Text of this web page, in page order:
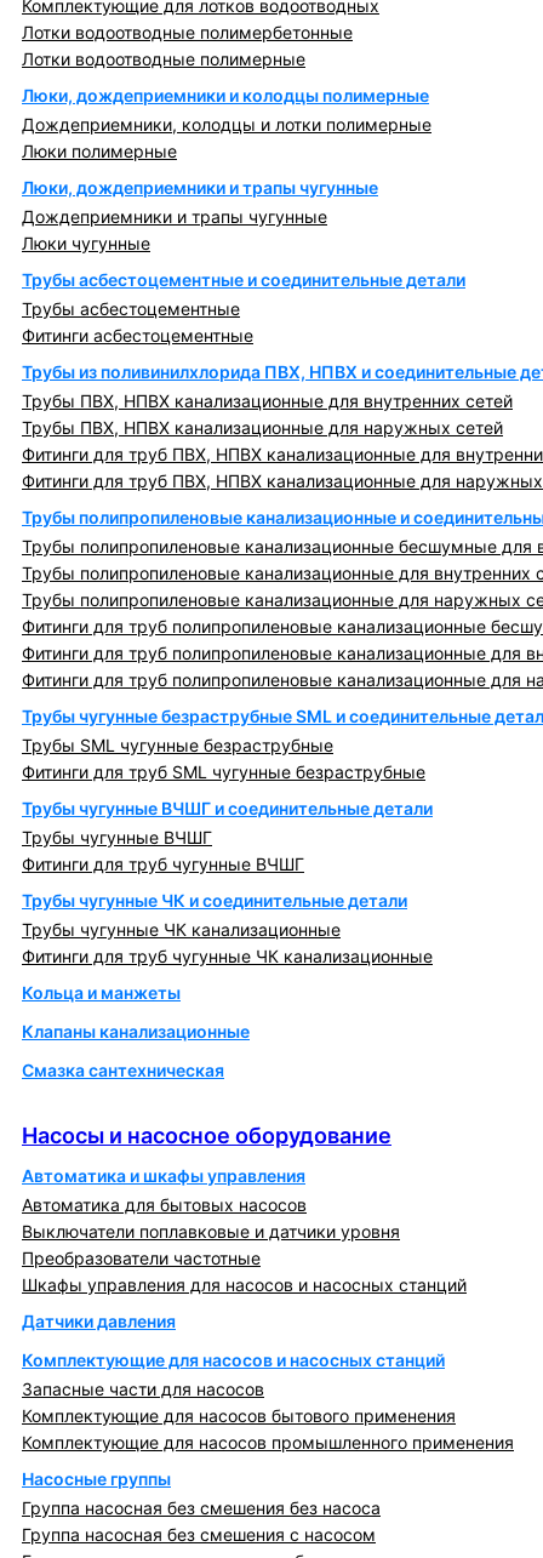
Комплектующие для лотков водоотводных
Лотки водоотводные полимербетонные
Лотки водоотводные полимерные
Люки, дождеприемники и колодцы полимерные
Дождеприемники, колодцы и лотки полимерные
Люки полимерные
Люки, дождеприемники и трапы чугунные
Дождеприемники и трапы чугунные
Люки чугунные
Трубы асбестоцементные и соединительные детали
Трубы асбестоцементные
Фитинги асбестоцементные
Трубы из поливинилхлорида ПВХ, НПВХ и соединительные
Трубы ПВХ, НПВХ канализационные для внутренних сетей
Трубы ПВХ, НПВХ канализационные для наружных сетей
Фитинги для труб ПВХ, НПВХ канализационные для
Фитинги для труб ПВХ, НПВХ канализационные для
Трубы полипропиленовые канализационные и
Трубы полипропиленовые канализационные бесшумные для
Трубы полипропиленовые канализационные для внутренних
Трубы полипропиленовые канализационные для наружных
Фитинги для труб полипропиленовые канализационные
Фитинги для труб полипропиленовые канализационные для
Фитинги для труб полипропиленовые канализационные для
Трубы чугунные безраструбные SML и соединительные
Трубы SML чугунные безраструбные
Фитинги для труб SML чугунные безраструбные
Трубы чугунные ВЧШГ и соединительные детали
Трубы чугунные ВЧШГ
Фитинги для труб чугунные ВЧШГ
Трубы чугунные ЧК и соединительные детали
Трубы чугунные ЧК канализационные
Фитинги для труб чугунные ЧК канализационные
Кольца и манжеты
Клапаны канализационные
Смазка сантехническая
Насосы и насосное оборудование
Автоматика и шкафы управления
Автоматика для бытовых насосов
Выключатели поплавковые и датчики уровня
Преобразователи частотные
Шкафы управления для насосов и насосных станций
Датчики давления
Комплектующие для насосов и насосных станций
Запасные части для насосов
Комплектующие для насосов бытового применения
Комплектующие для насосов промышленного применения
Насосные группы
Группа насосная без смешения без насоса
Группа насосная без смешения с насосом